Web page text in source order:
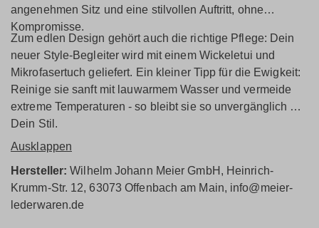
angenehmen Sitz und eine stilvollen Auftritt, ohne
Kompromisse.
Zum edlen Design gehört auch die richtige Pflege: Dein
neuer Style-Begleiter wird mit einem Wickeletui und
Mikrofasertuch geliefert. Ein kleiner Tipp für die Ewigkeit:
Reinige sie sanft mit lauwarmem Wasser und vermeide
extreme Temperaturen - so bleibt sie so unvergänglich wie
Dein Stil.
Ausklappen
Hersteller:Wilhelm Johann Meier GmbH, Heinrich-
Krumm-Str. 12, 63073 Offenbach am Main, info@meier-
lederwaren.de